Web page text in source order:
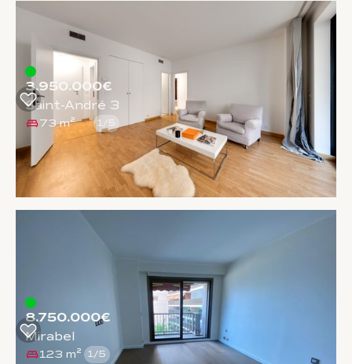
3.950.000€
Saint-André 3
73 m² 1/ 5
8.750.000€
Mirabel
123 m² 1/5